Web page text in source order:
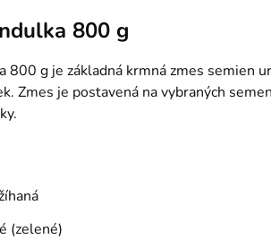
800 g
800 g je základná krmná zmes semien
Zmes je postavená na vybraných
(zelené)